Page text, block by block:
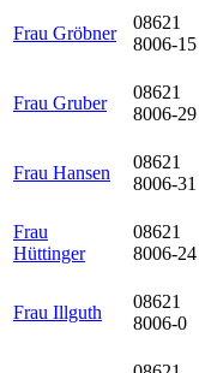
Frau Gröbner
08621
8006-15
Frau Gruber
08621
8006-29
Frau Hansen
08621
8006-31
Frau
Hüttinger
08621
8006-24
Frau Illguth
08621
8006-0